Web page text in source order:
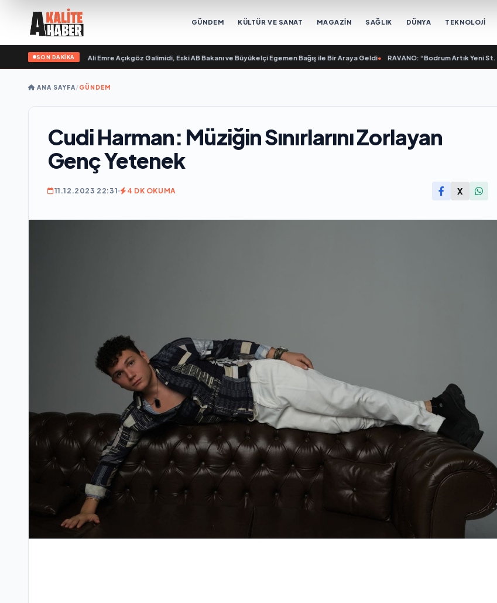
GÜNDEM KÜLTÜR VE SANAT MAGAZİN SAĞLIK DÜNYA TEKNOLOJİ
SON DAKİKA
“ yayımlandı• Ali Emre Açıkgöz Galimidi, Eski AB Bakanı ve Büyükelçi Egemen Bağış ile Bir Araya Geldi• RAVANO: “Bodrum Artık Yeni St.
ANA SAYFA/GÜNDEM
Cudi Harman: Müziğin Sınırlarını Zorlayan
Genç Yetenek
11.12.2023 22:31 4 DK OKUMA X